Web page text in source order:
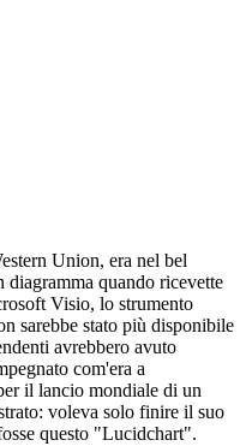
Union, era nel bel
diagramma quando ricevette
Visio, lo strumento
sarebbe stato più disponibile
avrebbero avuto
com'era a
il lancio mondiale di un
voleva solo finire il suo
questo "Lucidchart".